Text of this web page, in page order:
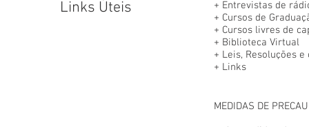
Links Úteis
+ Entrevistas de
+ Cursos de
+ Cursos livres de
+ Biblioteca Virtual
+ Leis, Resoluções
+ Links
MEDIDAS DE